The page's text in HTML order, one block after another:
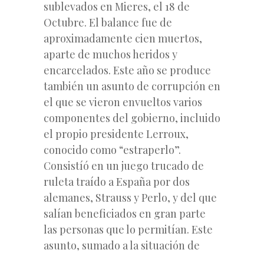
sublevados en Mieres, el 18 de
Octubre. El balance fue de
aproximadamente cien muertos,
aparte de muchos heridos y
encarcelados. Este año se produce
también un asunto de corrupción en
el que se vieron envueltos varios
componentes del gobierno, incluido
el propio presidente Lerroux,
conocido como “estraperlo”.
Consistíó en un juego trucado de
ruleta traído a España por dos
alemanes, Strauss y Perlo, y del que
salían beneficiados en gran parte
las personas que lo permitían. Este
asunto, sumado a la situación de